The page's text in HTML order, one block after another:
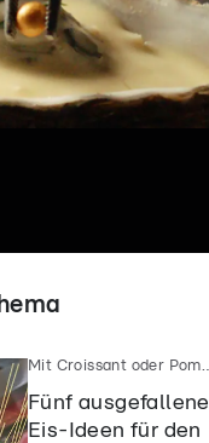
Fünf ausgefallene
Eis-Ideen für den